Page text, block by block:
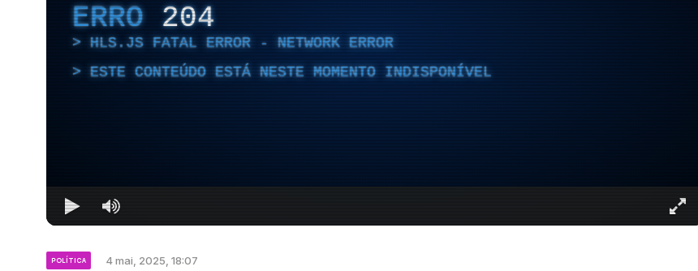
ERRO 204
HLS.JS FATAL ERROR - NETWORK ERROR
ESTE CONTEÚDO ESTÁ NESTE MOMENTO INDISPONÍVEL
POLÍTICA 4 mai, 2025, 18:07